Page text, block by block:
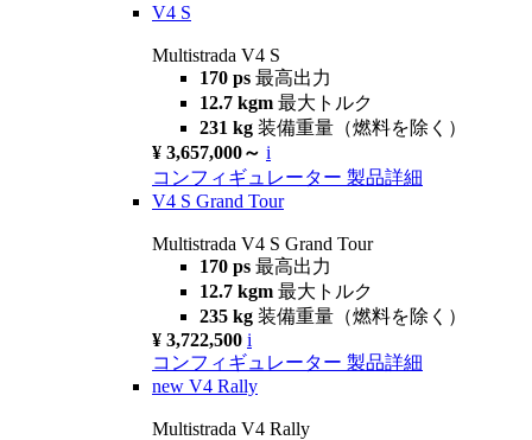
V4 S
Multistrada V4 S
170 ps 最高出力
12.7 kgm 最大トルク
231 kg 装備重量（燃料を除く）
¥ 3,657,000～ i
コンフィギュレーター 製品詳細
V4 S Grand Tour
Multistrada V4 S Grand Tour
170 ps 最高出力
12.7 kgm 最大トルク
235 kg 装備重量（燃料を除く）
¥ 3,722,500 i
コンフィギュレーター 製品詳細
new V4 Rally
Multistrada V4 Rally